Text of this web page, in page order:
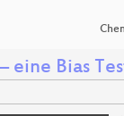
eine Bias